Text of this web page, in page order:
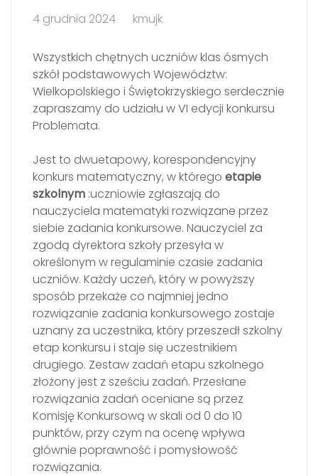
4 grudnia 2024 kmujk
Wszystkich chętnych uczniów klas ósmych
szkół podstawowych Województw:
Wielkopolskiego i Świętokrzyskiego serdecznie
zapraszamy do udziału w VI edycji konkursu
Problemata.
Jest to dwuetapowy, korespondencyjny
konkurs matematyczny, w którego etapie
szkolnym :uczniowie zgłaszają do
nauczyciela matematyki rozwiązane przez
siebie zadania konkursowe. Nauczyciel za
zgodą dyrektora szkoły przesyła w
określonym w regulaminie czasie zadania
uczniów. Każdy uczeń, który w powyższy
sposób przekaże co najmniej jedno
rozwiązanie zadania konkursowego zostaje
uznany za uczestnika, który przeszedł szkolny
etap konkursu i staje się uczestnikiem
drugiego. Zestaw zadań etapu szkolnego
złożony jest z sześciu zadań. Przesłane
rozwiązania zadań oceniane są przez
Komisję Konkursową w skali od 0 do 10
punktów, przy czym na ocenę wpływa
głównie poprawność i pomysłowość
rozwiązania.